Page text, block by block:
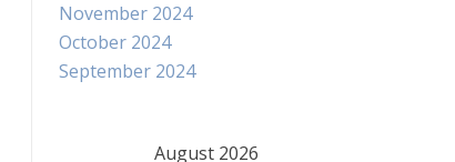
November 2024
October 2024
September 2024
August 2026